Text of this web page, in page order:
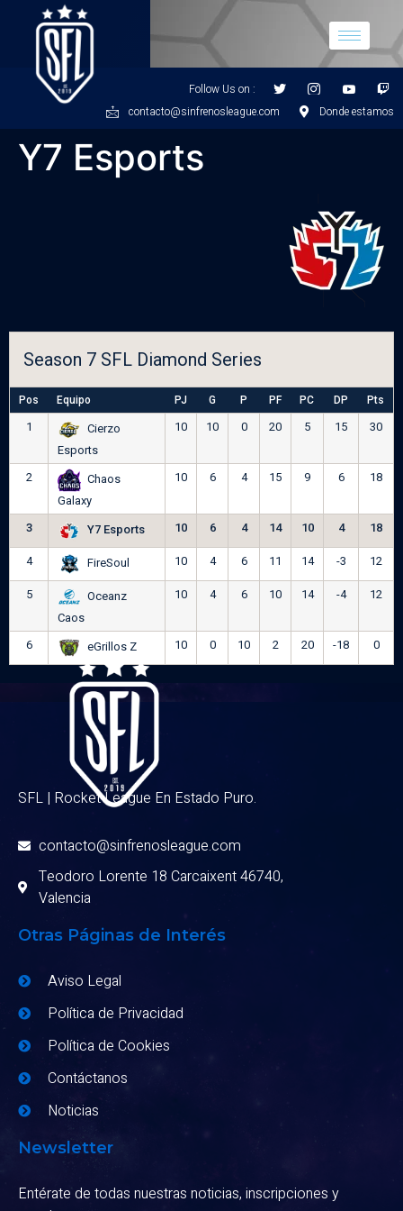
Follow Us on :
contacto@sinfrenosleague.com
Donde estamos
Y7 Esports
Season 7 SFL Diamond Series
Pos Equipo PJ G P PF PC DP Pts
1
Cierzo
Esports
10 10 0 20 5 15 30
2
Chaos
Galaxy
10 6 4 15 9 6 18
3 Y7 Esports 10 6 4 14 10 4 18
4 FireSoul 10 4 6 11 14 -3 12
5
Oceanz
Caos
10 4 6 10 14 -4 12
6 eGrillos Z 10 0 10 2 20 -18 0
SFL | Rocket League En Estado Puro.
contacto@sinfrenosleague.com
Teodoro Lorente 18 Carcaixent 46740,
Valencia
Otras Páginas de Interés
Aviso Legal
Política de Privacidad
Política de Cookies
Contáctanos
Noticias
Newsletter
Entérate de todas nuestras noticias, inscripciones y